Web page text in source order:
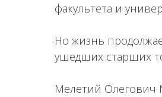
факультета и
Но жизнь
ушедших старших
Мелетий Олегович